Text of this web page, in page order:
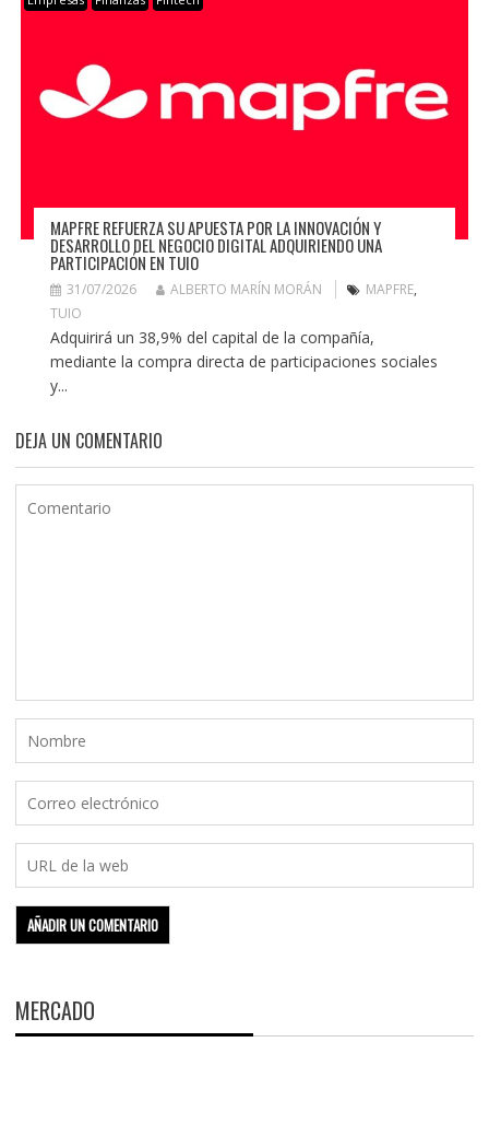
MAPFRE REFUERZA SU APUESTA POR LA INNOVACIÓN Y
DESARROLLO DEL NEGOCIO DIGITAL ADQUIRIENDO UNA
PARTICIPACIÓN EN TUIO
31/07/2026 ALBERTO MARÍN MORÁN MAPFRE,
TUIO
Adquirirá un 38,9% del capital de la compañía,
mediante la compra directa de participaciones sociales
y...
DEJA UN COMENTARIO
MERCADO